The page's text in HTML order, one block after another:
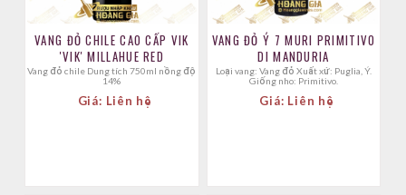
VANG ĐỎ CHILE CAO CẤP VIK
'VIK' MILLAHUE RED
Vang đỏ chile Dung tích 750ml nồng độ
14%
Giá: Liên hệ
VANG ĐỎ Ý 7 MURI PRIMITIVO
DI MANDURIA
Loại vang: Vang đỏ Xuất xứ: Puglia, Ý.
Giống nho: Primitivo.
Giá: Liên hệ